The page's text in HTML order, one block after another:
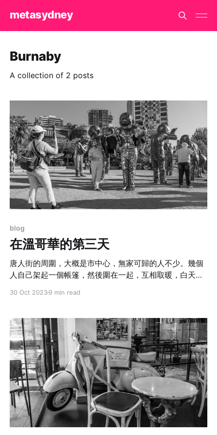
metasydney
Burnaby
A collection of 2 posts
blog
在溫哥華的第三天
唐人街的周圍，大概是市中心，無家可歸的人不少。幾個
人自己架起一個帳篷，然後圍在一起，互相取暖，白天的
30 Oct 20239 min read